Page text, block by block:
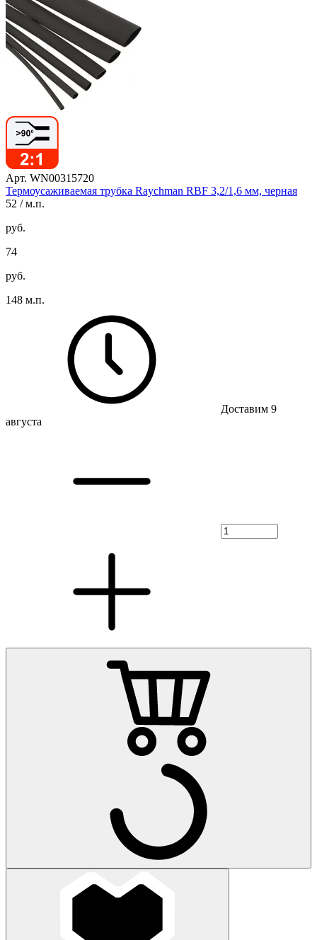
Арт. WN00315720
Термоусаживаемая трубка Raychman RBF 3,2/1,6 мм, черная
52 / м.п.
руб.
74
руб.
148 м.п.
Доставим 9
августа